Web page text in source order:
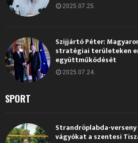
2025.07.25.
Szijjártó Péter:
stratégiai területeken
együttműködését
2025.07.24.
SPORT
Strandröplabda-
vágyókat a szentesi